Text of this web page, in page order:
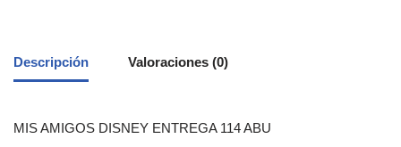
Descripción Valoraciones (0)
MIS AMIGOS DISNEY ENTREGA 114 ABU